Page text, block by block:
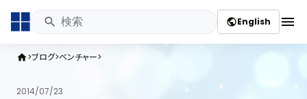
publicEnglish menu
home ブログ ベンチャー
2014/07/23